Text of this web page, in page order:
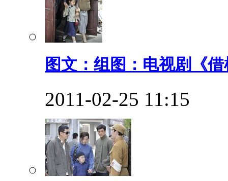
图文：组图：电视剧《
2011-02-25 11:15